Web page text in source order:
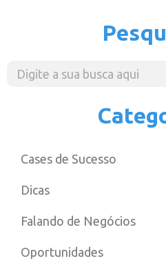
Cases de Sucesso
Dicas
Falando de Negócios
Oportunidades